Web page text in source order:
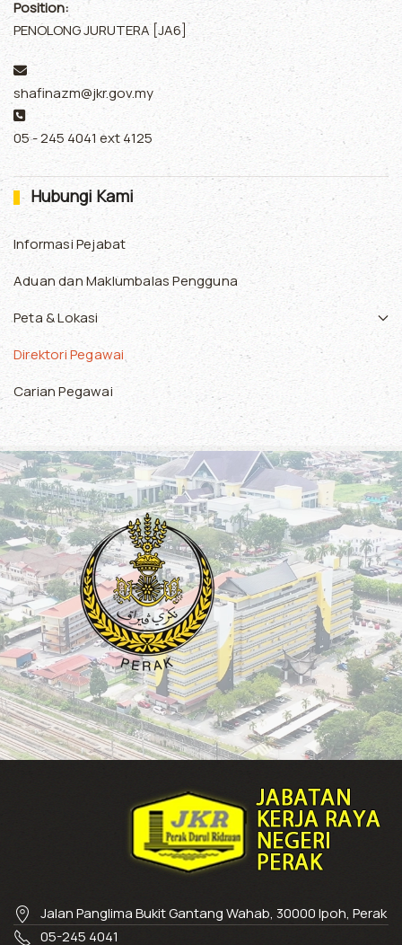
Position:
PENOLONG JURUTERA [JA6]
Email:
shafinazm@jkr.gov.my
Phone:
05 - 245 4041 ext 4125
Hubungi Kami
Informasi Pejabat
Aduan dan Maklumbalas Pengguna
Peta & Lokasi
Direktori Pegawai
Carian Pegawai
Jalan Panglima Bukit Gantang Wahab, 30000 Ipoh, Perak
05-245 4041